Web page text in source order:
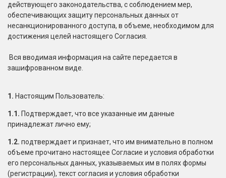
действующего законодательства, с соблюдением мер,
обеспечивающих защиту персональных данных от
несанкционированного доступа, в объеме, необходимом для
достижения целей настоящего Согласия.
Вся вводимая информация на сайте передается в
зашифрованном виде.
1. Настоящим Пользователь:
1.1. Подтверждает, что все указанные им данные
принадлежат лично ему;
1.2. подтверждает и признает, что им внимательно в полном
объеме прочитано настоящее Согласие и условия обработки
его персональных данных, указываемых им в полях формы
(регистрации), текст согласия и условия обработки